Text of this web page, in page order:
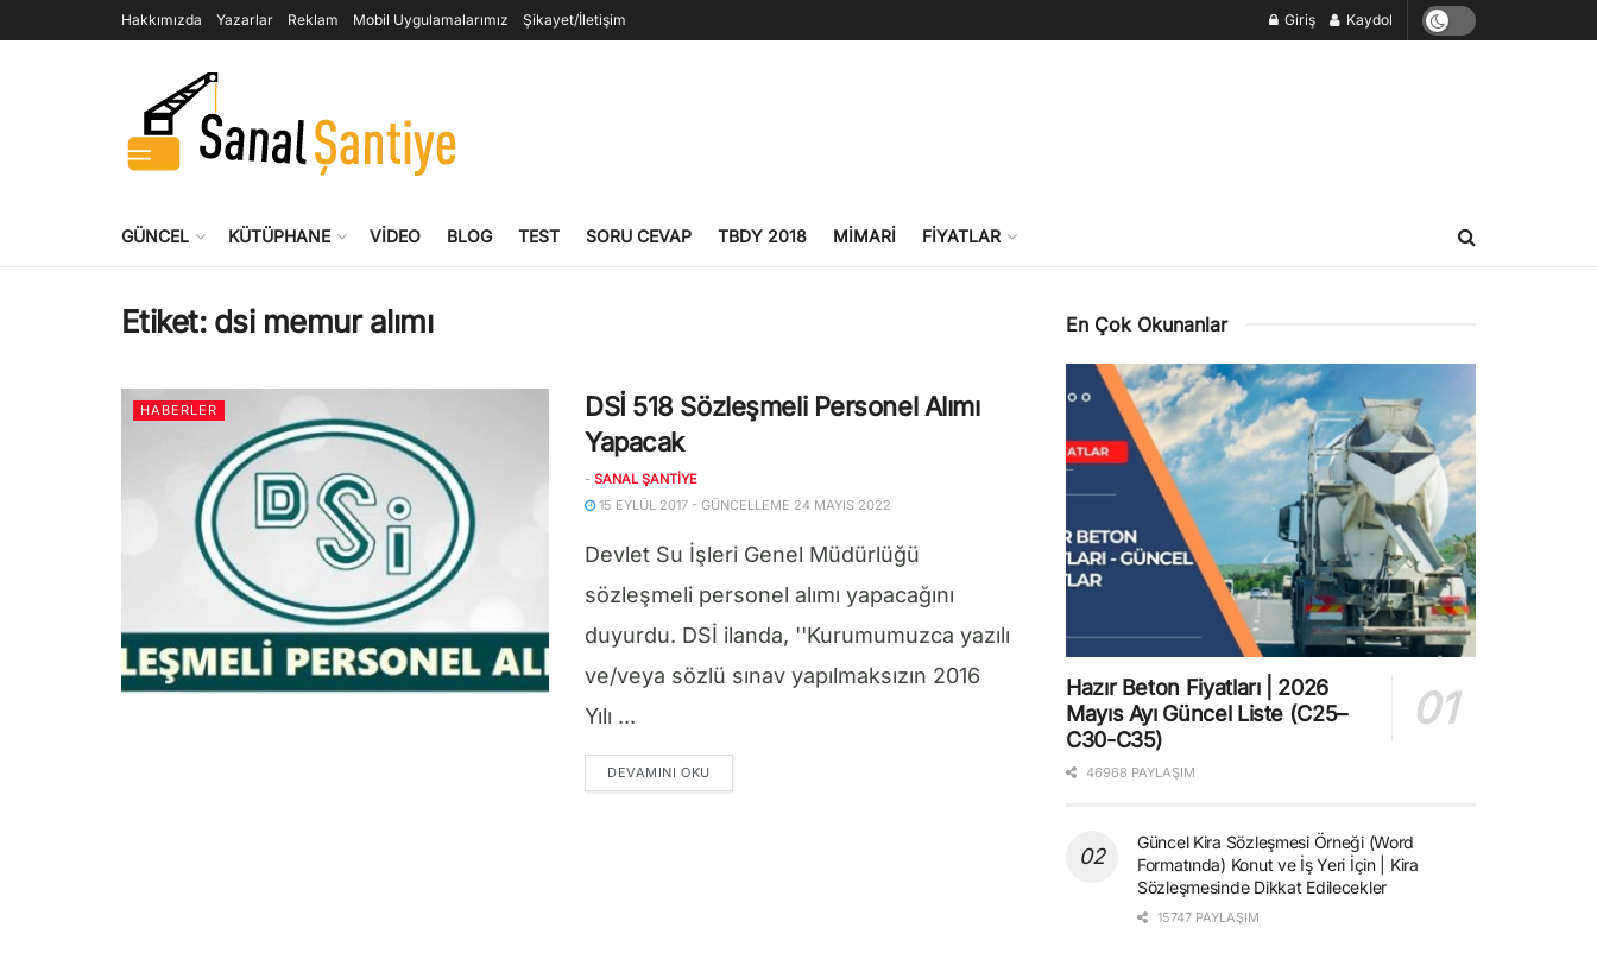
Hakkımızda Yazarlar Reklam Mobil Uygulamalarımız Şikayet/İletişim Giriş Kaydol
GÜNCEL KÜTÜPHANE VIDEO BLOG TEST SORU CEVAP TBDY 2018 MIMARI FIYATLAR
Etiket: dsi memur alımı
HABERLER
DSİ 518 Sözleşmeli Personel Alımı
Yapacak
- SANAL ŞANTIYE
15 EYLÜL 2017 - GÜNCELLEME 24 MAYIS 2022
Devlet Su İşleri Genel Müdürlüğü
sözleşmeli personel alımı yapacağını
duyurdu. DSİ ilanda, ''Kurumumuzca yazılı
ve/veya sözlü sınav yapılmaksızın 2016
Yılı ...
DEVAMINI OKUDETAILS
En Çok Okunanlar
Hazır Beton Fiyatları | 2026
Mayıs Ayı Güncel Liste (C25–
C30-C35)
46968 PAYLAŞIM
Güncel Kira Sözleşmesi Örneği (Word
Formatında) Konut ve İş Yeri İçin | Kira
Sözleşmesinde Dikkat Edilecekler
15747 PAYLAŞIM